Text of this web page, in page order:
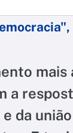
mais
a
da